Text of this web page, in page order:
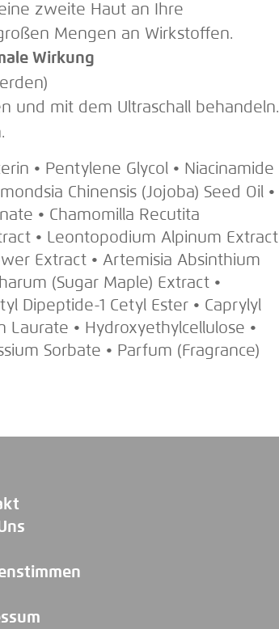
zweite Haut an Ihre
Mengen an Wirkstoffen.
Wirkung
und mit dem Ultraschall behandeln.
• Pentylene Glycol • Niacinamide
Chinensis (Jojoba) Seed Oil •
• Chamomilla Recutita
• Leontopodium Alpinum Extract
Extract • Artemisia Absinthium
(Sugar Maple) Extract •
Dipeptide-1 Cetyl Ester • Caprylyl
Laurate • Hydroxyethylcellulose •
Sorbate • Parfum (Fragrance)